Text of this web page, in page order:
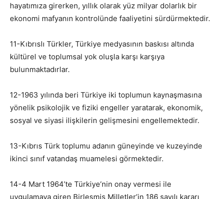
hayatımıza girerken, yıllık olarak yüz milyar dolarlık bir
ekonomi mafyanın kontrolünde faaliyetini sürdürmektedir.
11-Kıbrıslı Türkler, Türkiye medyasının baskısı altında
kültürel ve toplumsal yok oluşla karşı karşıya
bulunmaktadırlar.
12-1963 yılında beri Türkiye iki toplumun kaynaşmasına
yönelik psikolojik ve fiziki engeller yaratarak, ekonomik,
sosyal ve siyasi ilişkilerin gelişmesini engellemektedir.
13-Kıbrıs Türk toplumu adanın güneyinde ve kuzeyinde
ikinci sınıf vatandaş muamelesi görmektedir.
14-4 Mart 1964’te Türkiye’nin onay vermesi ile
uygulamaya giren Birleşmiş Milletler’in 186 sayılı kararı